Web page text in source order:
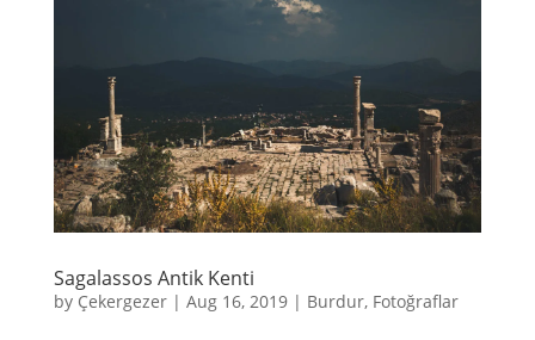
Sagalassos Antik Kenti
by Çekergezer| Aug 16, 2019| Burdur, Fotoğraflar